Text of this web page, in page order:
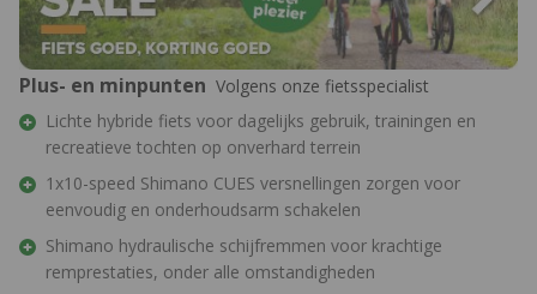
Plus- en minpunten Volgens onze fietsspecialist
Lichte hybride fiets voor dagelijks gebruik, trainingen en
recreatieve tochten op onverhard terrein
1x10-speed Shimano CUES versnellingen zorgen voor
eenvoudig en onderhoudsarm schakelen
Shimano hydraulische schijfremmen voor krachtige
remprestaties, onder alle omstandigheden